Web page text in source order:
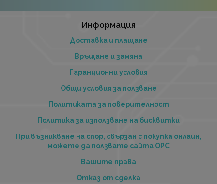
Информация
Доставка и плащане
Връщане и замяна
Гаранционни условия
Общи условия за ползване
Политиката за поверителност
Политика за използване на бисквитки
При възникване на спор, свързан с покупка онлайн,
можете да ползвате сайта ОРС
Вашите права
Отказ от сделка